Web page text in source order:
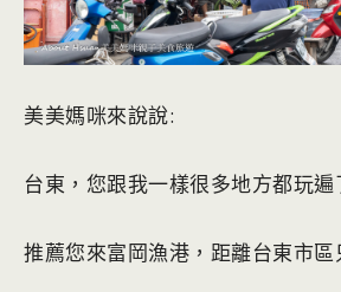
美美媽咪來說說:
台東，您跟我一樣很多地方都玩遍
推薦您來富岡漁港，距離台東市